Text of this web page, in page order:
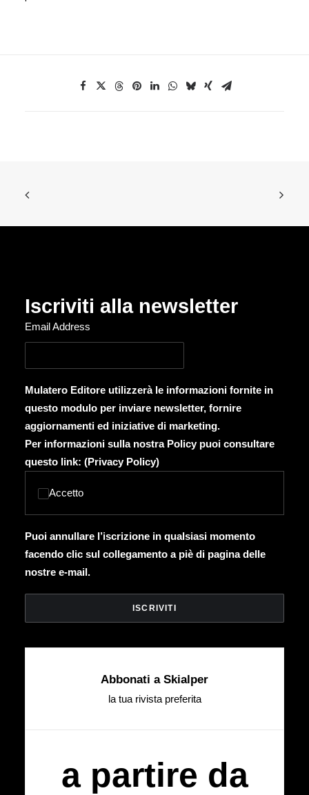
Iscriviti alla newsletter
Email Address
Mulatero Editore utilizzerà le informazioni fornite in
questo modulo per inviare newsletter, fornire
aggiornamenti ed iniziative di marketing.
Per informazioni sulla nostra Policy puoi consultare
questo link: (Privacy Policy)
Accetto
Puoi annullare l’iscrizione in qualsiasi momento
facendo clic sul collegamento a piè di pagina delle
nostre e-mail.
Abbonati a Skialper
la tua rivista preferita
a partire da